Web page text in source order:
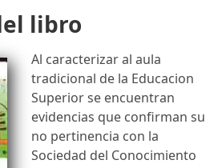
libro
Al caracterizar al aula
tradicional de la Educacion
Superior se encuentran
evidencias que confirman su
no pertinencia con la
Sociedad del Conocimiento